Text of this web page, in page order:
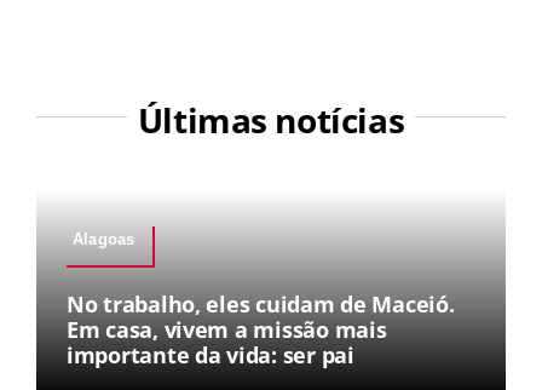
Últimas notícias
Alagoas
No trabalho, eles cuidam de Maceió.
Em casa, vivem a missão mais
importante da vida: ser pai